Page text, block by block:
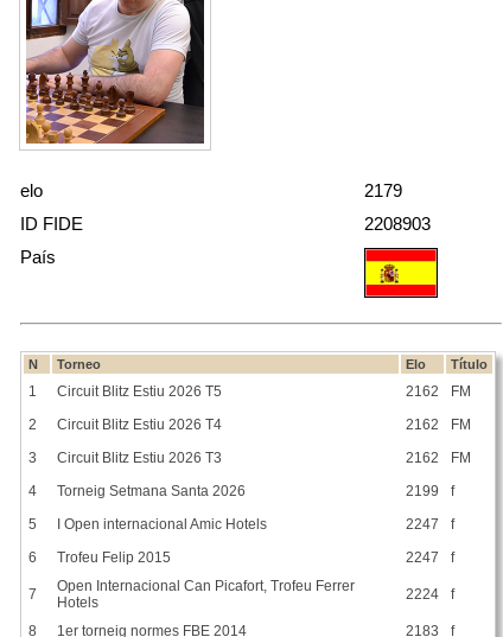
elo
2179
ID FIDE
2208903
País
N Torneo Elo Título
1 Circuit Blitz Estiu 2026 T5 2162
FM
2
Circuit Blitz Estiu 2026 T4 2162
FM
3
Circuit Blitz Estiu 2026 T3 2162
FM
4
Torneig Setmana Santa 2026 2199
f
5
I Open internacional Amic Hotels 2247
f
6
Trofeu Felip 2015 2247 f
7
Open Internacional Can Picafort, Trofeu Ferrer
Hotels
2224 f
8 1er torneig normes FBE 2014 2183 f